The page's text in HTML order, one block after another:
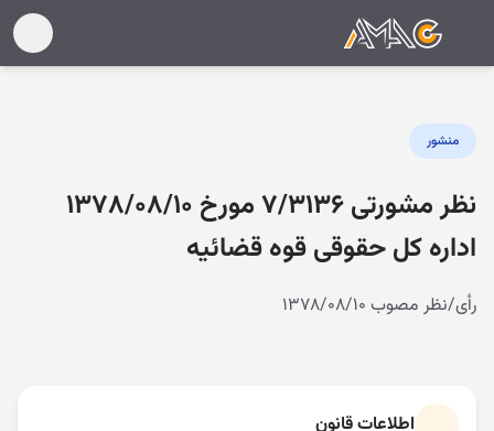
منشور
نظر مشورتی ۷/۳۱۳۶ مورخ ۱۳۷۸/۰۸/۱۰
اداره کل حقوقی قوه قضائیه
رأی/نظر مصوب ۱۳۷۸/۰۸/۱۰
اطلاعات قانون